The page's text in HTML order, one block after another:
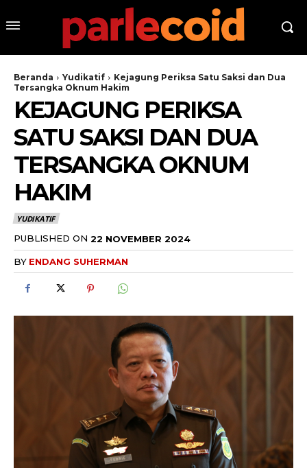
Beranda Yudikatif
Kejagung Periksa Satu Saksi dan Dua
Tersangka Oknum Hakim
KEJAGUNG PERIKSA
SATU SAKSI DAN DUA
TERSANGKA OKNUM
HAKIM
YUDIKATIF
PUBLISHED ON 22 NOVEMBER 2024
BY ENDANG SUHERMAN